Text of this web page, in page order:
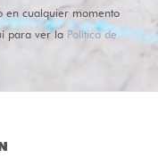
en cualquier momento
para ver la Política de